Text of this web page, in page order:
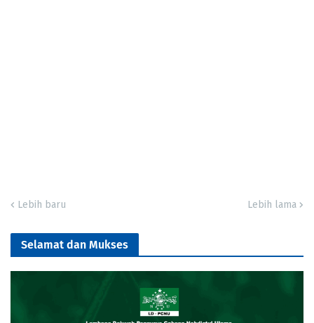
Lebih baru Lebih lama
Selamat dan Mukses